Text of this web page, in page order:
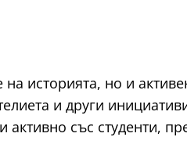
историята, но и
и други
със студенти,